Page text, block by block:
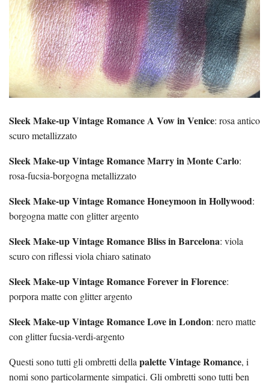
Sleek Make-up Vintage Romance A Vow in Venice: rosa antico
scuro metallizzato
Sleek Make-up Vintage Romance Marry in Monte Carlo:
rosa-fucsia-borgogna metallizzato
Sleek Make-up Vintage Romance Honeymoon in Hollywood:
borgogna matte con glitter argento
Sleek Make-up Vintage Romance Bliss in Barcelona: viola
scuro con riflessi viola chiaro satinato
Sleek Make-up Vintage Romance Forever in Florence:
porpora matte con glitter argento
Sleek Make-up Vintage Romance Love in London: nero matte
con glitter fucsia-verdi-argento
Questi sono tutti gli ombretti dellapalette Vintage Romance, i
nomi sono particolarmente simpatici. Gli ombretti sono tutti ben